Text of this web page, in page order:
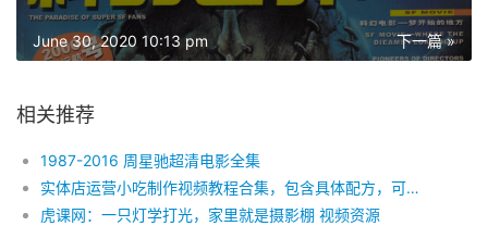
下一篇 »
June 30, 2020 10:13 pm
相关推荐
1987-2016 周星驰超清电影全集
实体店运营小吃制作视频教程合集，包含具体配方，可下载（兰州拉面、烤生蚝、烤面筋、烤冷面、周黑鸭……）
虎课网：一只灯学打光，家里就是摄影棚 视频资源